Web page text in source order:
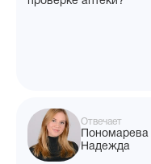
Отвечает
Пономарева
Надежда